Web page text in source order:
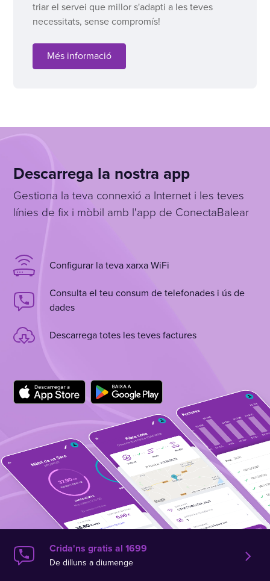
triar el servei que millor s'adapti a les teves
necessitats, sense compromís!
Més informació
Descarrega la nostra app
Gestiona la teva connexió a Internet i les teves
línies de fix i mòbil amb l'app de ConectaBalear
Configurar la teva xarxa WiFi
Consulta el teu consum de telefonades i ús de
dades
Descarrega totes les teves factures
Crida'ns gratis al 1699
De dilluns a diumenge